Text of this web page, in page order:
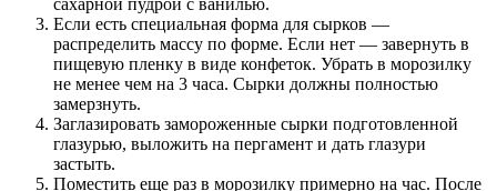
Если есть специальная форма для сырков —
распределить массу по форме. Если нет — завернуть в
пищевую пленку в виде конфеток. Убрать в морозилку
не менее чем на 3 часа. Сырки должны полностью
замерзнуть.
Заглазировать замороженные сырки подготовленной
глазурью, выложить на пергамент и дать глазури
застыть.
Поместить еще раз в морозилку примерно на час. После